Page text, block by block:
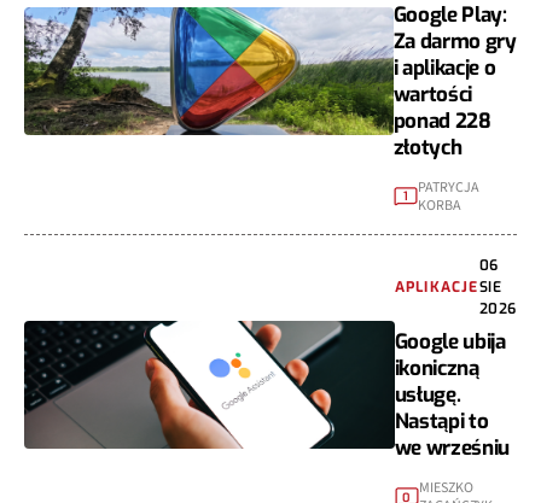
Google Play:
Za darmo gry
i aplikacje o
wartości
ponad 228
złotych
1
PATRYCJA
KORBA
APLIKACJE
06
SIE
2026
Google ubija
ikoniczną
usługę.
Nastąpi to
we wrześniu
0 MIESZKO